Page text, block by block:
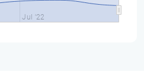
Jul '22